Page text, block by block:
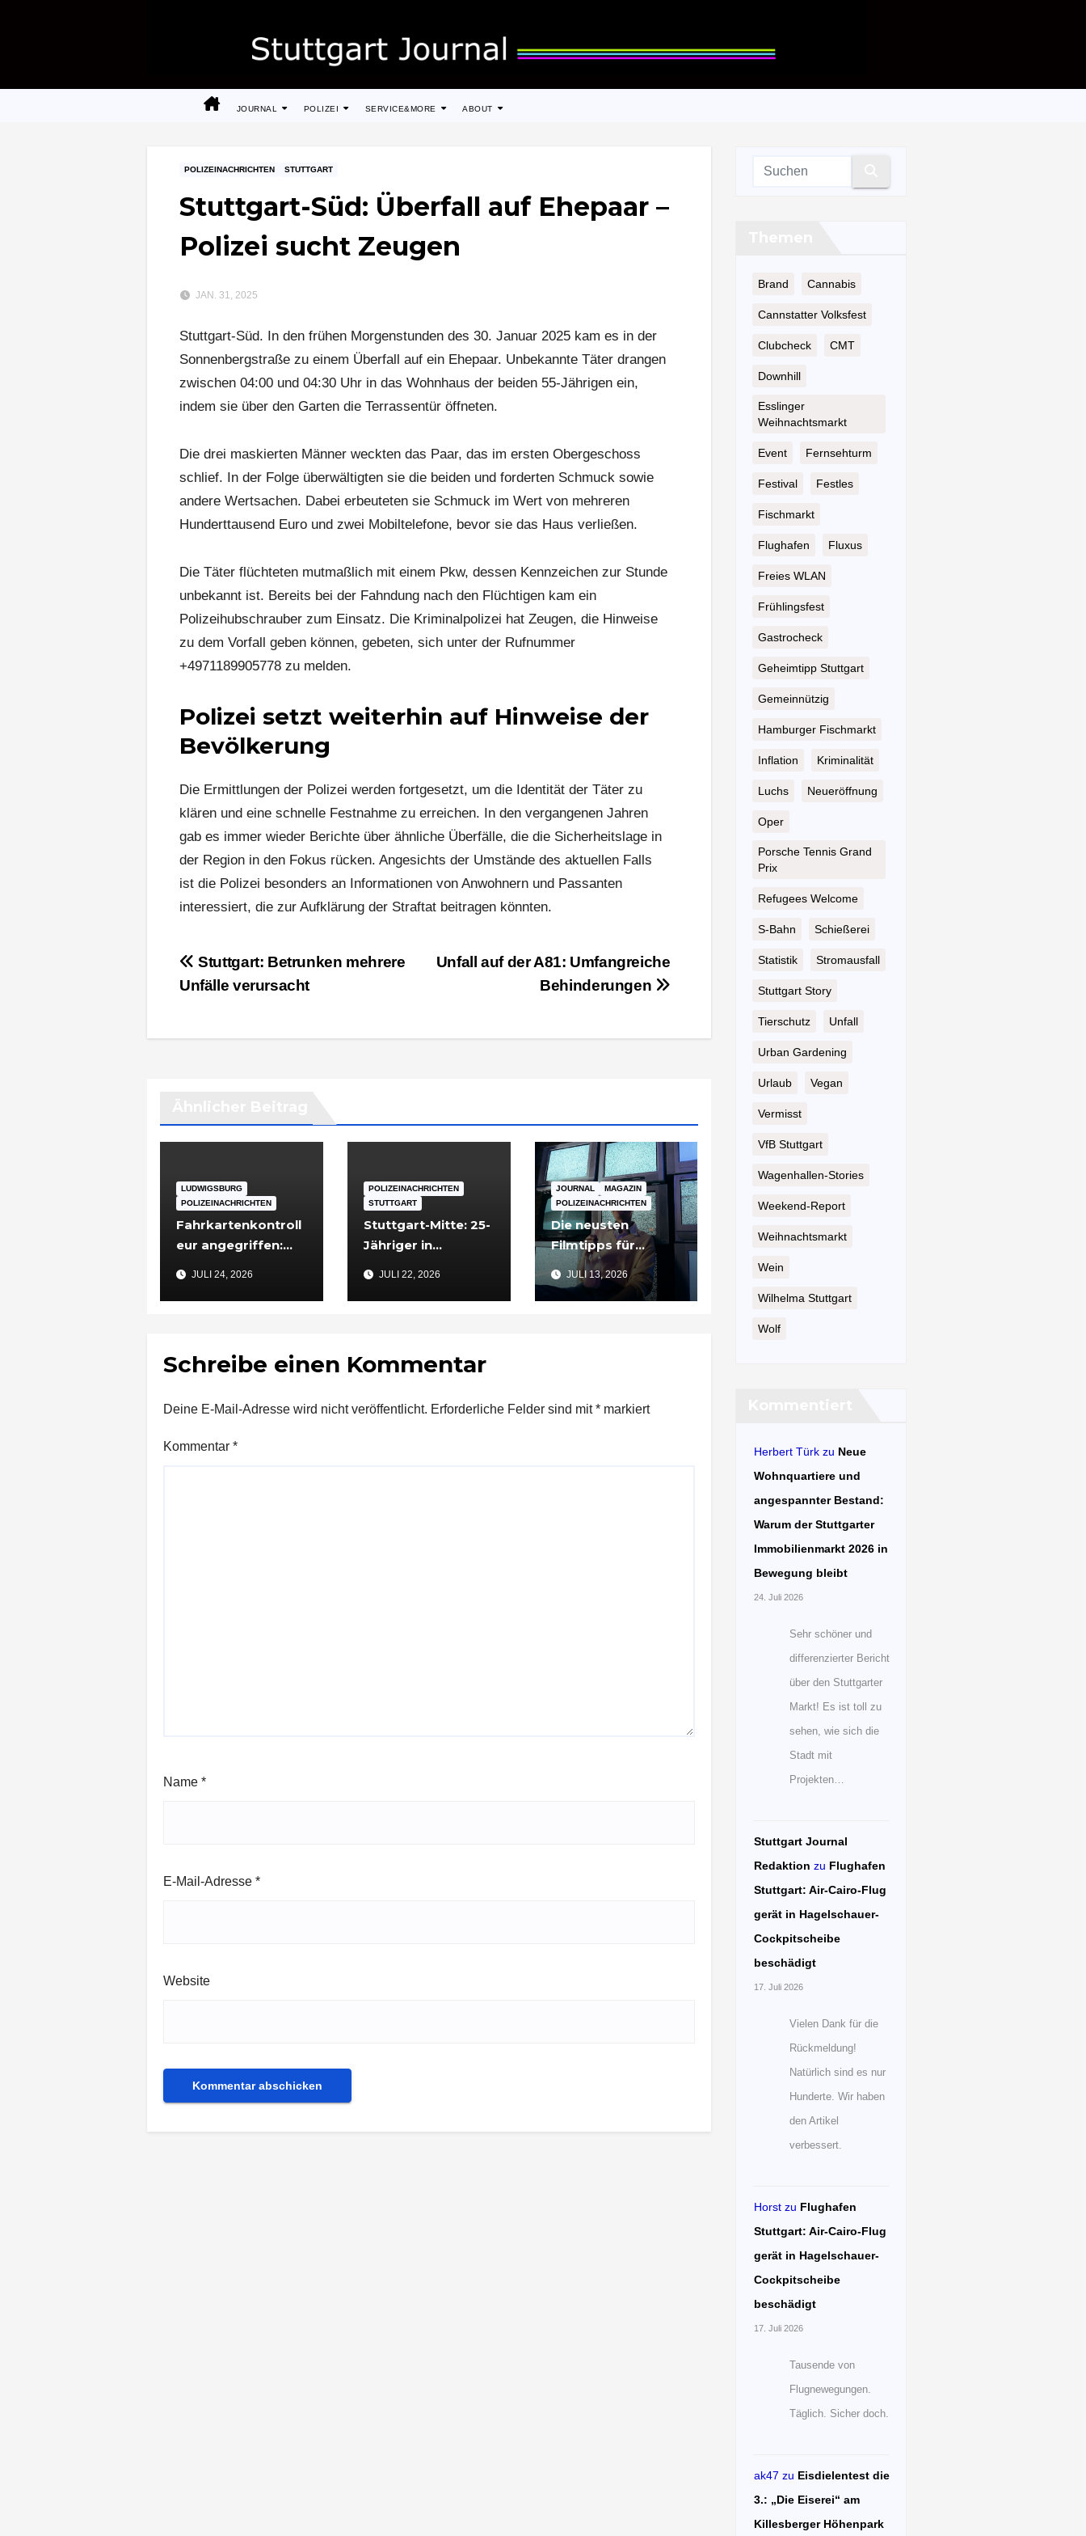
JOURNAL POLIZEI SERVICE&MORE ABOUT
POLIZEINACHRICHTEN STUTTGART
Stuttgart-Süd: Überfall auf Ehepaar –
Polizei sucht Zeugen
JAN. 31, 2025
Stuttgart-Süd. In den frühen Morgenstunden des 30. Januar 2025 kam es in der
Sonnenbergstraße zu einem Überfall auf ein Ehepaar. Unbekannte Täter drangen
zwischen 04:00 und 04:30 Uhr in das Wohnhaus der beiden 55-Jährigen ein,
indem sie über den Garten die Terrassentür öffneten.
Die drei maskierten Männer weckten das Paar, das im ersten Obergeschoss
schlief. In der Folge überwältigten sie die beiden und forderten Schmuck sowie
andere Wertsachen. Dabei erbeuteten sie Schmuck im Wert von mehreren
Hunderttausend Euro und zwei Mobiltelefone, bevor sie das Haus verließen.
Die Täter flüchteten mutmaßlich mit einem Pkw, dessen Kennzeichen zur Stunde
unbekannt ist. Bereits bei der Fahndung nach den Flüchtigen kam ein
Polizeihubschrauber zum Einsatz. Die Kriminalpolizei hat Zeugen, die Hinweise
zu dem Vorfall geben können, gebeten, sich unter der Rufnummer
+4971189905778 zu melden.
Polizei setzt weiterhin auf Hinweise der
Bevölkerung
Die Ermittlungen der Polizei werden fortgesetzt, um die Identität der Täter zu
klären und eine schnelle Festnahme zu erreichen. In den vergangenen Jahren
gab es immer wieder Berichte über ähnliche Überfälle, die die Sicherheitslage in
der Region in den Fokus rücken. Angesichts der Umstände des aktuellen Falls
ist die Polizei besonders an Informationen von Anwohnern und Passanten
interessiert, die zur Aufklärung der Straftat beitragen könnten.
Beitragsnavigation
Unfall auf der A81: Umfangreiche
Behinderungen
Stuttgart: Betrunken mehrere
Unfälle verursacht
LUDWIGSBURG
POLIZEINACHRICHTEN
Fahrkartenkontroll
eur angegriffen:
Ludwigsburg in
JULI 24, 2026
POLIZEINACHRICHTEN
STUTTGART
Stuttgart-Mitte: 25-
Jähriger in
verletzt
JULI 22, 2026
JOURNAL
MAGAZIN
POLIZEINACHRICHTEN
Die neusten
Filmtipps für
Sommerabende
JULI 13, 2026
Schreibe einen Kommentar
Deine E-Mail-Adresse wird nicht veröffentlicht. Erforderliche Felder sind mit* markiert
Kommentar *
Name *
E-Mail-Adresse *
Website
Brand Cannabis
Cannstatter Volksfest
Clubcheck CMT
Downhill
Esslinger
Weihnachtsmarkt
Event Fernsehturm
Festival Festles
Fischmarkt
Flughafen Fluxus
Freies WLAN
Frühlingsfest
Gastrocheck
Geheimtipp Stuttgart
Gemeinnützig
Hamburger Fischmarkt
Inflation Kriminalität
Luchs Neueröffnung
Oper
Porsche Tennis Grand
Prix
Refugees Welcome
S-Bahn Schießerei
Statistik Stromausfall
Stuttgart Story
Tierschutz Unfall
Urban Gardening
Urlaub Vegan
Vermisst
VfB Stuttgart
Wagenhallen-Stories
Weekend-Report
Weihnachtsmarkt
Wein
Wilhelma Stuttgart
Wolf
Herbert Türkzu Neue
Wohnquartiere und
angespannter Bestand:
Warum der Stuttgarter
Immobilienmarkt 2026 in
Bewegung bleibt
24. Juli 2026
Sehr schöner und
differenzierter Bericht
über den Stuttgarter
Markt! Es ist toll zu
sehen, wie sich die
Stadt mit
Projekten…
Stuttgart Journal
Redaktion zu Flughafen
Stuttgart: Air-Cairo-Flug
gerät in Hagelschauer-
Cockpitscheibe
beschädigt
17. Juli 2026
Vielen Dank für die
Rückmeldung!
Natürlich sind es nur
Hunderte. Wir haben
den Artikel
verbessert.
Horstzu Flughafen
Stuttgart: Air-Cairo-Flug
gerät in Hagelschauer-
Cockpitscheibe
beschädigt
17. Juli 2026
Tausende von
Flugnewegungen.
Täglich. Sicher doch.
ak47 zu Eisdielentest die
3.: „Die Eiserei“ am
Killesberger Höhenpark